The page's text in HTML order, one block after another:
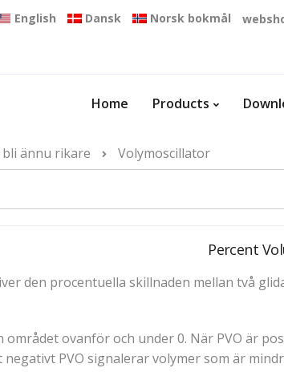
English Dansk Norsk bokmål
Home Products
ännu rikare Volymoscillator
Percent
den procentuella skillnaden mellan två
området ovanför och under 0. När PVO är
PVO signalerar volymer som är